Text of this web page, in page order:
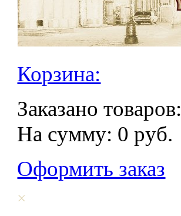
Корзина:
Заказано товаров:
На сумму: 0 руб.
Оформить заказ